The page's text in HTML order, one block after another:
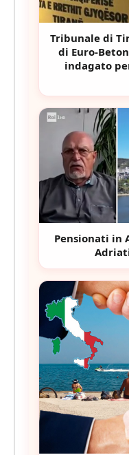
Tribunale di
di Euro-
indagato
Pensionati in